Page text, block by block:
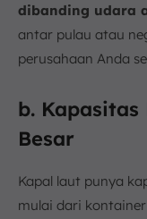
dibanding udara
antar pulau atau
perusahaan Anda
b.
Besar
Kapal laut punya
mulai dari